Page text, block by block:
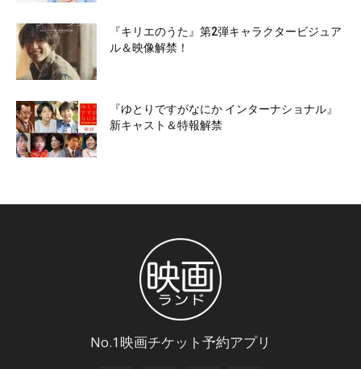
『キリエのうた』第2弾キャラクタービジュア
ル＆映像解禁！
『ゆとりですがなにか インターナショナル』
新キャスト＆特報解禁
No.1映画チケット予約アプリ